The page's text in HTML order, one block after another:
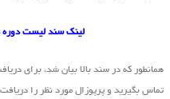
لینک سند لیست دوره
همانطور که در سند بالا بیان شد، برای
تماس بگیرید و پرپوزال مورد نظر را